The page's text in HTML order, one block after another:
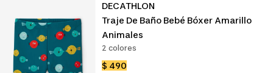
DECATHLON
Traje De Baño Bebé Bóxer Amarillo
Animales
2 colores
Precio
$ 490